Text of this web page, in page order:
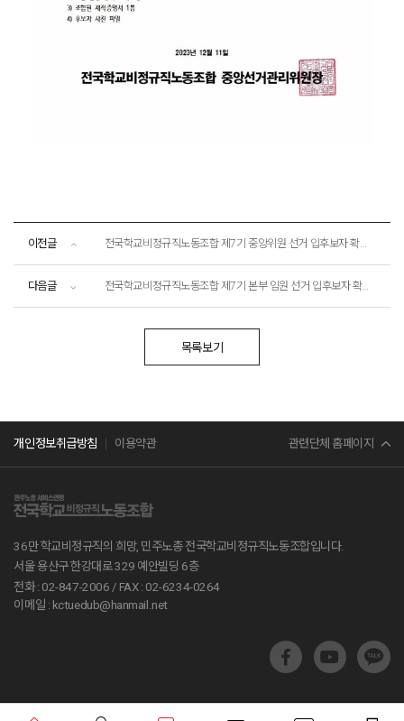
이전글 전국학교비정규직노동조합 제7기 중앙위원 선거 입후보자 확정 공고
다음글 전국학교비정규직노동조합 제7기 본부 임원 선거 입후보자 확정 공고
목록보기
개인정보취급방침 이용약관 관련단체 홈페이지
민주노총
전교조
공무원노조
진보당
학교알리미
36만 학교비정규직의 희망, 민주노총 전국학교비정규직노동조합입니다.
서울 용산구 한강대로 329 예안빌딩 6층
전화 : 02-847-2006 / FAX : 02-6234-0264
이메일 : kctuedub@hanmail.net